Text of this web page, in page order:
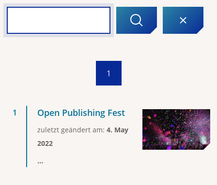
1
Open Publishing Fest
zuletzt geändert am: 4. May
2022
...